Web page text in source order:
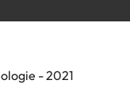
- 2021